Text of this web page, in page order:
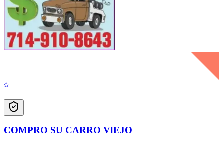
COMPRO SU CARRO VIEJO